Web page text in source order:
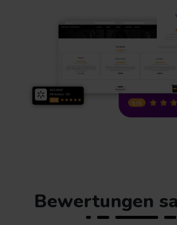
Bewertungen